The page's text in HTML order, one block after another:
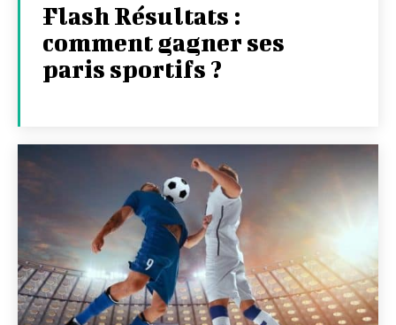
Flash Résultats :
comment gagner ses
paris sportifs ?